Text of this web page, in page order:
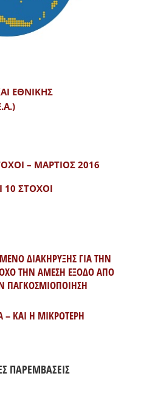
ΕΘΝΙΚΗΣ
– ΜΑΡΤΙΟΣ 2016
10 ΣΤΟΧΟΙ
ΔΙΑΚΗΡΥΞΗΣ ΓΙΑ ΤΗΝ
ΤΗΝ ΑΜΕΣΗ ΕΞΟΔΟ ΑΠΟ
ΠΑΓΚΟΣΜΙΟΠΟΙΗΣΗ
– ΚΑΙ Η ΜΙΚΡΟΤΕΡΗ
ΠΑΡΕΜΒΑΣΕΙΣ